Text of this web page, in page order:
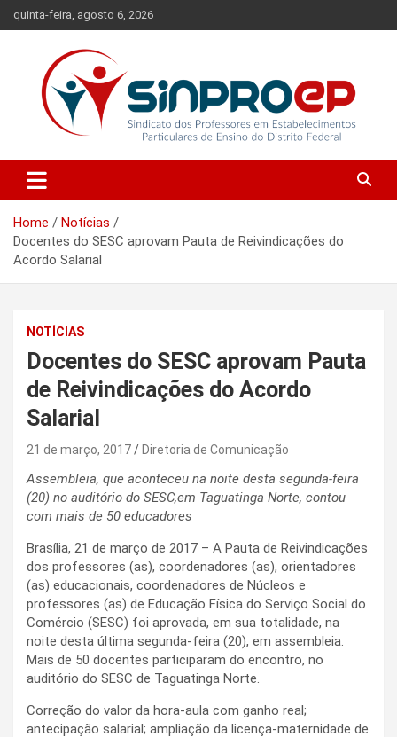
to
quinta-feira, agosto 6, 2026
Sinproep-DF
Ensino do Distrito Federal
Home
Notícias
Docentes do SESC aprovam Pauta de Reivindicações do
Acordo Salarial
NOTÍCIAS
Docentes do SESC aprovam Pauta
de Reivindicações do Acordo
Salarial
21 de março, 2017 Diretoria de Comunicação
Assembleia, que aconteceu na noite desta segunda-feira
(20) no auditório do SESC,em Taguatinga Norte, contou
com mais de 50 educadores
Brasília, 21 de março de 2017 – A Pauta de Reivindicações
dos professores (as), coordenadores (as), orientadores
(as) educacionais, coordenadores de Núcleos e
professores (as) de Educação Física do Serviço Social do
Comércio (SESC) foi aprovada, em sua totalidade, na
noite desta última segunda-feira (20), em assembleia.
Mais de 50 docentes participaram do encontro, no
auditório do SESC de Taguatinga Norte.
Correção do valor da hora-aula com ganho real;
antecipação salarial; ampliação da licença-maternidade de